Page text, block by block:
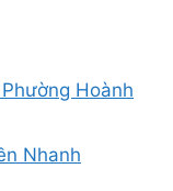
Hoành
Nhanh